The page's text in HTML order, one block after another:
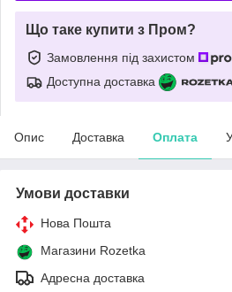
Що таке купити з Пром?
Замовлення під захистом
Доступна доставка
Опис Доставка Оплата
Умови доставки
Нова Пошта
Магазини Rozetka
Адресна доставка